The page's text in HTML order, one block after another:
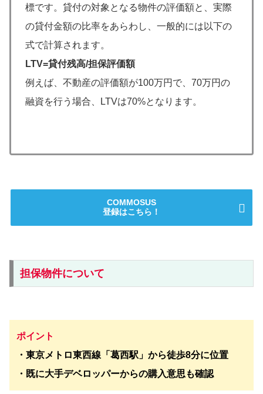
標です。貸付の対象となる物件の評価額と、実際
の貸付金額の比率をあらわし、一般的には以下の
式で計算されます。
LTV=貸付残高/担保評価額
例えば、不動産の評価額が100万円で、70万円の
融資を行う場合、LTVは70%となります。
COMMOSUS
登録はこちら！
担保物件について
ポイント
・東京メトロ東西線「葛西駅」から徒歩8分に位置
・既に大手デベロッパーからの購入意思も確認